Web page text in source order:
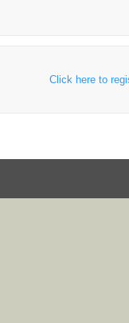
Click here to